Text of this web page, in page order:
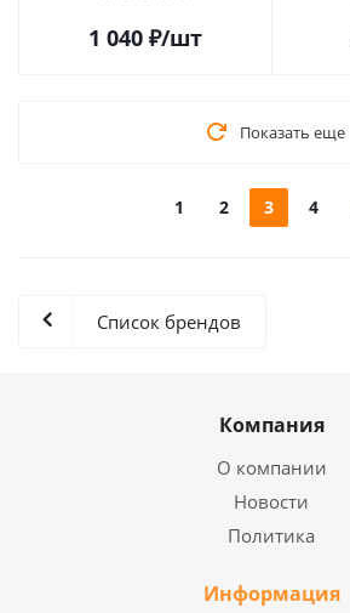
1 040 ₽/шт
Показать еще
1 2 3 4
Список брендов
Компания
О компании
Новости
Политика
Информация